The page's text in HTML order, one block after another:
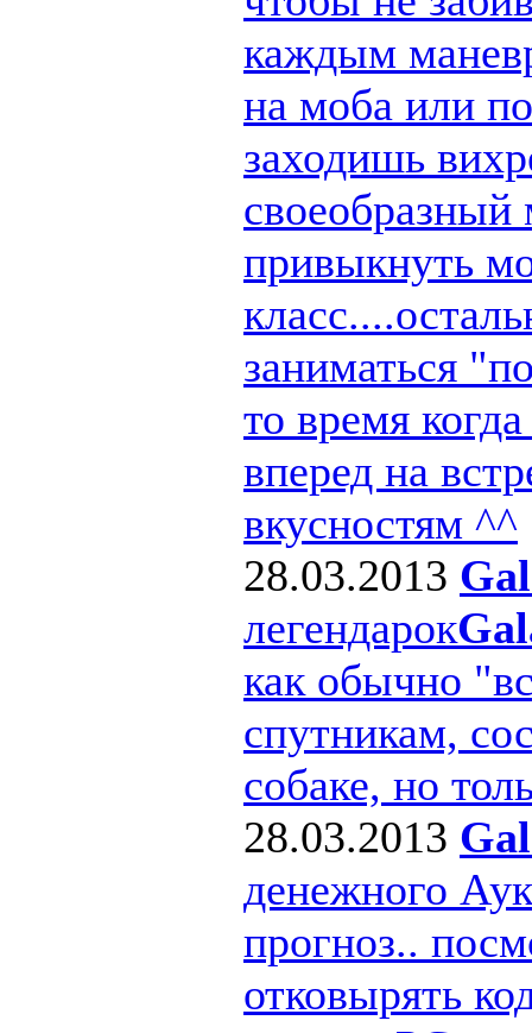
каждым
на моба или
заходишь
своеобразный
привыкнуть
заниматься
то время
вперед на
вкусностям ^^
28.03.2013
легендарок
как обычно
спутникам,
собаке, но
28.03.2013
денежного
прогноз..
отковырять